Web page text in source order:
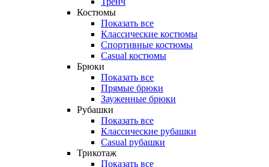
Костюмы
Показать все
Классические костюмы
Спортивные костюмы
Casual костюмы
Брюки
Показать все
Прямые брюки
Зауженные брюки
Рубашки
Показать все
Классические рубашки
Casual рубашки
Трикотаж
Показать все